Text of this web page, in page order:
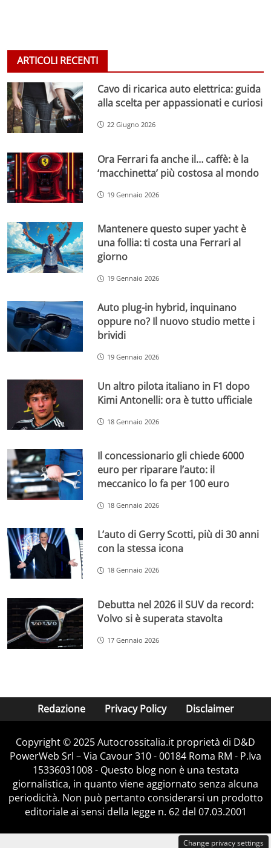
ARTICOLI RECENTI
Cavo di ricarica auto elettrica: guida
alla scelta per appassionati e curiosi
22 Giugno 2026
Ora Ferrari fa anche il… caffè: è la
‘macchinetta’ più costosa al mondo
19 Gennaio 2026
Mantenere questo super yacht è
una follia: ti costa una Ferrari al
giorno
19 Gennaio 2026
Auto plug-in hybrid, inquinano
oppure no? Il nuovo studio mette i
brividi
19 Gennaio 2026
Un altro pilota italiano in F1 dopo
Kimi Antonelli: ora è tutto ufficiale
18 Gennaio 2026
Il concessionario gli chiede 6000
euro per riparare l’auto: il
meccanico lo fa per 100 euro
18 Gennaio 2026
L’auto di Gerry Scotti, più di 30 anni
con la stessa icona
18 Gennaio 2026
Debutta nel 2026 il SUV da record:
Volvo si è superata stavolta
17 Gennaio 2026
Redazione Privacy Policy Disclaimer
Copyright © 2025 Autocrossitalia.it proprietà di D&D
PowerWeb Srl – Via Cavour 310 - 00184 Roma RM - P.Iva
15336031008 - Questo blog non è una testata
giornalistica, in quanto viene aggiornato senza alcuna
periodicità. Non può pertanto considerarsi un prodotto
editoriale ai sensi della legge n. 62 del 07.03.2001
Change privacy settings